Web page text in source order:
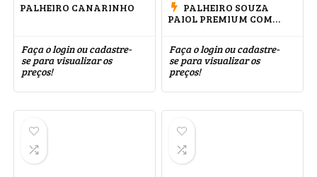
PALHEIRO CANARINHO
Faça o login ou cadastre-
se para visualizar os
preços!
PALHEIRO SOUZA
PAIOL PREMIUM COM
Faça o login ou cadastre-
se para visualizar os
preços!